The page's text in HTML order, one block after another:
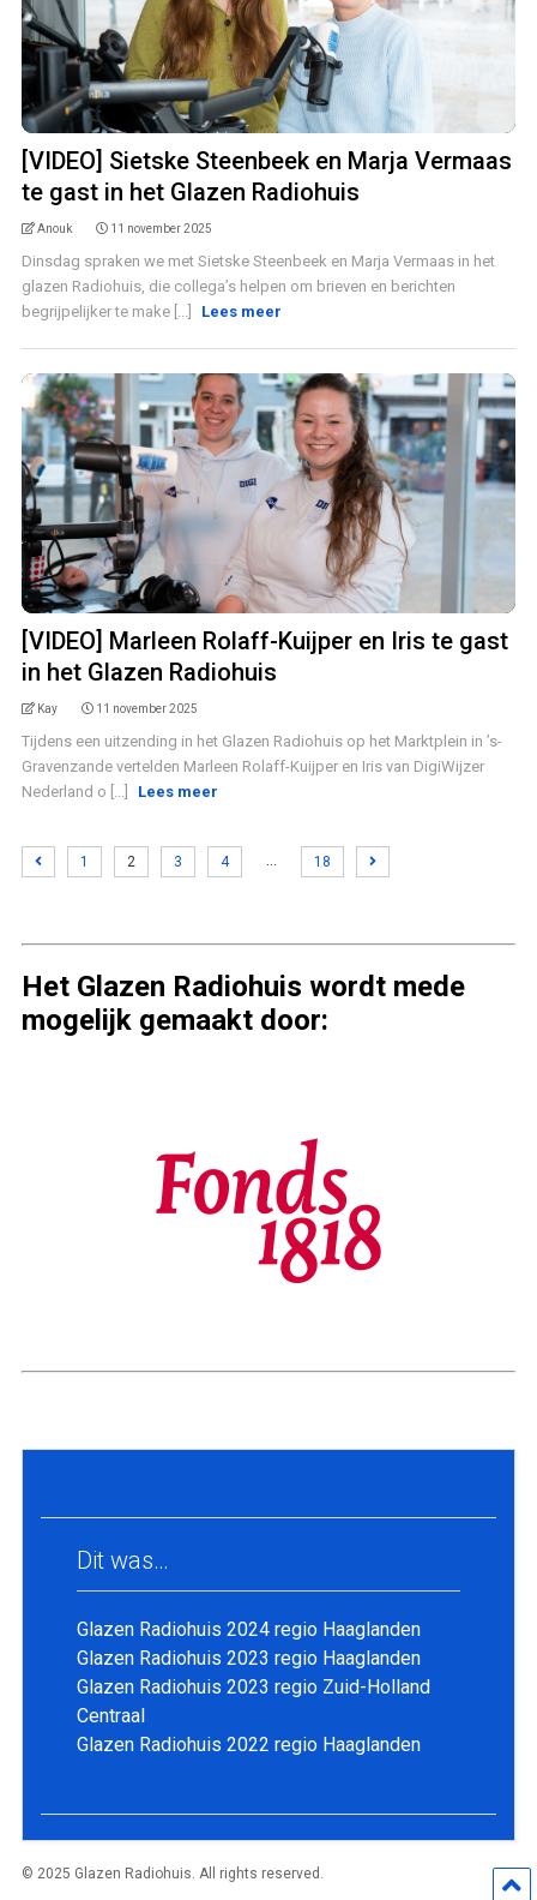
[VIDEO] Sietske Steenbeek en Marja Vermaas
te gast in het Glazen Radiohuis
Anouk 11 november 2025
Dinsdag spraken we met Sietske Steenbeek en Marja Vermaas in het
glazen Radiohuis, die collega’s helpen om brieven en berichten
begrijpelijker te make [...]
Lees meer
[VIDEO] Marleen Rolaff-Kuijper en Iris te gast
in het Glazen Radiohuis
Kay 11 november 2025
Tijdens een uitzending in het Glazen Radiohuis op het Marktplein in ’s-
Gravenzande vertelden Marleen Rolaff-Kuijper en Iris van DigiWijzer
Nederland o [...]
Lees meer
1 2 3 4 18
Het Glazen Radiohuis wordt mede
mogelijk gemaakt door:
Dit was…
Glazen Radiohuis 2024 regio Haaglanden
Glazen Radiohuis 2023 regio Haaglanden
Glazen Radiohuis 2023 regio Zuid-Holland
Centraal
Glazen Radiohuis 2022 regio Haaglanden
© 2025 Glazen Radiohuis. All rights reserved.